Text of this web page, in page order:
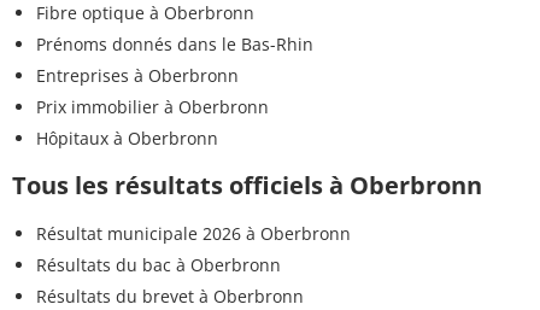
Fibre optique à Oberbronn
Prénoms donnés dans le Bas-Rhin
Entreprises à Oberbronn
Prix immobilier à Oberbronn
Hôpitaux à Oberbronn
Tous les résultats officiels à Oberbronn
Résultat municipale 2026 à Oberbronn
Résultats du bac à Oberbronn
Résultats du brevet à Oberbronn